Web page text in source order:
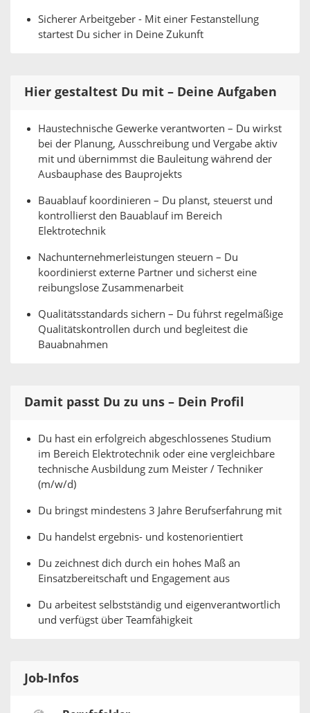
Sicherer Arbeitgeber - Mit einer Festanstellung
startest Du sicher in Deine Zukunft
Hier gestaltest Du mit – Deine Aufgaben
Haustechnische Gewerke verantworten – Du wirkst
bei der Planung, Ausschreibung und Vergabe aktiv
mit und übernimmst die Bauleitung während der
Ausbauphase des Bauprojekts
Bauablauf koordinieren – Du planst, steuerst und
kontrollierst den Bauablauf im Bereich
Elektrotechnik
Nachunternehmerleistungen steuern – Du
koordinierst externe Partner und sicherst eine
reibungslose Zusammenarbeit
Qualitätsstandards sichern – Du führst regelmäßige
Qualitätskontrollen durch und begleitest die
Bauabnahmen
Damit passt Du zu uns – Dein Profil
Du hast ein erfolgreich abgeschlossenes Studium
im Bereich Elektrotechnik oder eine vergleichbare
technische Ausbildung zum Meister / Techniker
(m/w/d)
Du bringst mindestens 3 Jahre Berufserfahrung mit
Du handelst ergebnis- und kostenorientiert
Du zeichnest dich durch ein hohes Maß an
Einsatzbereitschaft und Engagement aus
Du arbeitest selbstständig und eigenverantwortlich
und verfügst über Teamfähigkeit
Job-Infos